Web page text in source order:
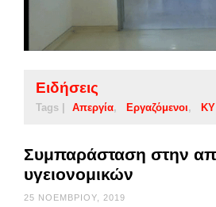
Ειδήσεις
Tags | Απεργία Εργαζόμενοι ΚΥ
Συμπαράσταση στην
υγειονομικών
25 ΝΟΕΜΒΡΊΟΥ, 2019